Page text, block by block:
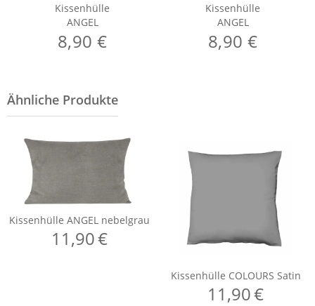
Kissenhülle
ANGEL
8,90 €
Kissenhülle
ANGEL
8,90 €